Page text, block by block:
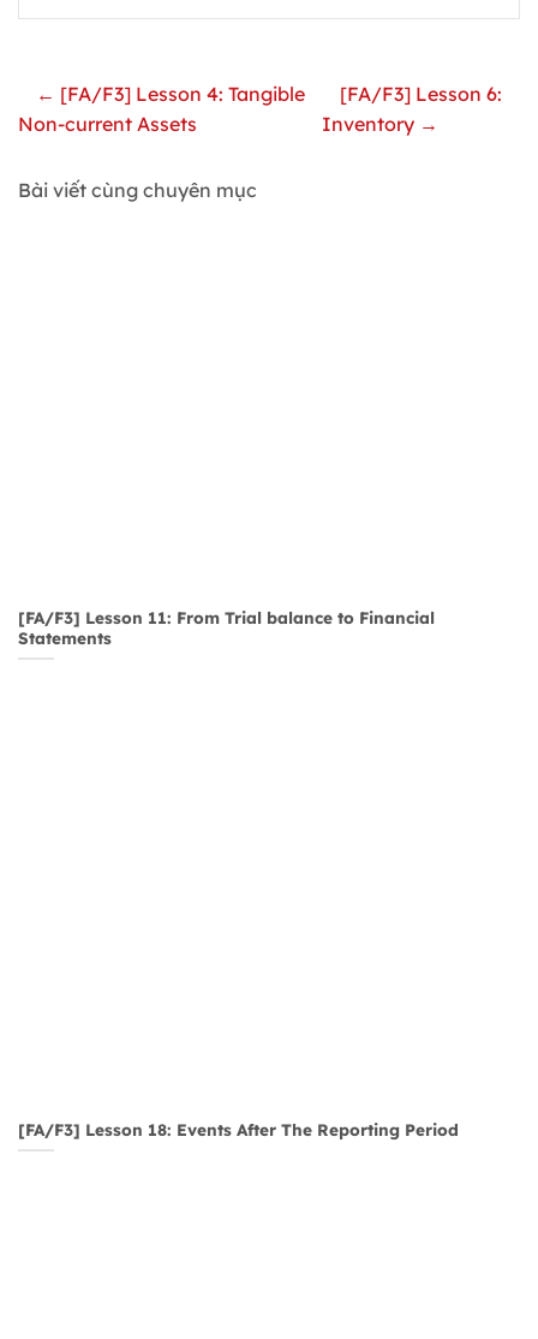
← [FA/F3] Lesson 4: Tangible
Non-current Assets
[FA/F3] Lesson 6:
Inventory →
Bài viết cùng chuyên mục
[FA/F3] Lesson 11: From Trial balance to Financial
Statements
[FA/F3] Lesson 18: Events After The Reporting Period